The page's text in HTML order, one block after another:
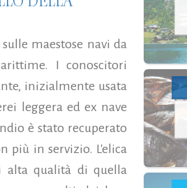
maestose navi da
I conoscitori
inizialmente usata
leggera ed ex nave
è stato recuperato
più in servizio. L'elica
alta qualità di quella